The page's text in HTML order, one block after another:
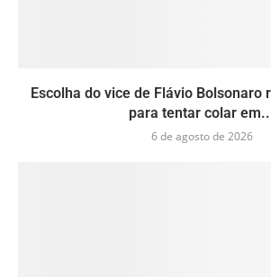
Escolha do vice de Flávio Bolsonaro
para tentar colar
6 de agosto de 2026